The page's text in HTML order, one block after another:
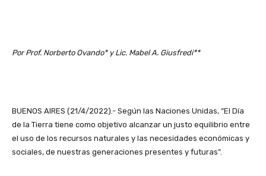
Por Prof. Norberto Ovando* y Lic. Mabel A. Giusfredi**
BUENOS AIRES (21/4/2022).- Según las Naciones Unidas, “El Día
de la Tierra tiene como objetivo alcanzar un justo equilibrio entre
el uso de los recursos naturales y las necesidades económicas y
sociales, de nuestras generaciones presentes y futuras”.